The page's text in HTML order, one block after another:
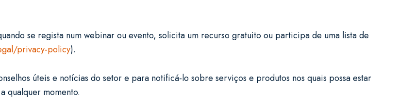
se regista num webinar ou evento, solicita um recurso gratuito ou participa de uma lista de
privacy-policy).
úteis e notícias do setor e para notificá-lo sobre serviços e produtos nos quais possa estar
qualquer momento.